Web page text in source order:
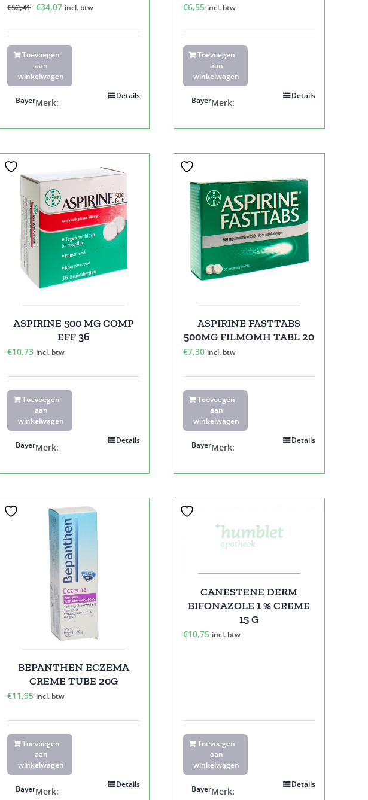
€52,41 Oorspronkelijke
was:
€52,41.
€34,07Huidige
is:
€34,07.
incl. btw
Toevoegen
aan
winkelwagen
Details
Merk:
Bayer
€6,55 incl. btw
Toevoegen
aan
winkelwagen
Details
Merk:
Bayer
ASPIRINE 500 MG COMP
EFF 36
€10,73 incl. btw
Toevoegen
aan
winkelwagen
Details
Merk:
Bayer
ASPIRINE FASTTABS
500MG FILMOMH TABL 20
€7,30 incl. btw
Toevoegen
aan
winkelwagen
Details
Merk:
Bayer
BEPANTHEN ECZEMA
CREME TUBE 20G
€11,95 incl. btw
Toevoegen
aan
winkelwagen
Details
Merk:
Bayer
CANESTENE DERM
BIFONAZOLE 1 % CREME
15 G
€10,75 incl. btw
Toevoegen
aan
winkelwagen
Details
Merk:
Bayer